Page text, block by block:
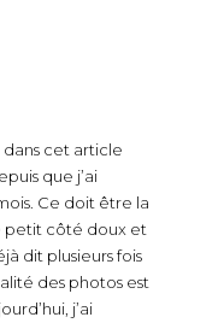
cet article
que j’ai
Ce doit être la
petit côté doux et
dit plusieurs fois
des photos est
j’ai